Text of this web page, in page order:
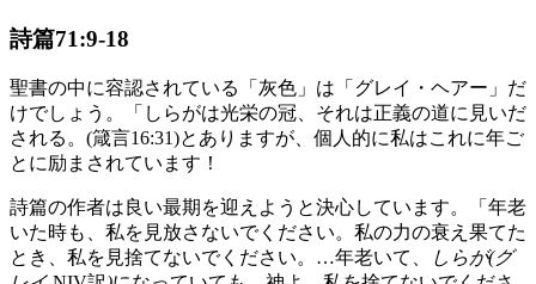
詩篇71:9-18
聖書の中に容認されている「灰色」は「グレイ・ヘアー」だ
けでしょう。「しらがは光栄の冠、それは正義の道に見いだ
される。(箴言16:31)とありますが、個人的に私はこれに年ご
とに励まされています！
詩篇の作者は良い最期を迎えようと決心しています。「年老
いた時も、私を見放さないでください。私の力の衰え果てた
とき、私を見捨てないでください。…年老いて、
しらが(グ